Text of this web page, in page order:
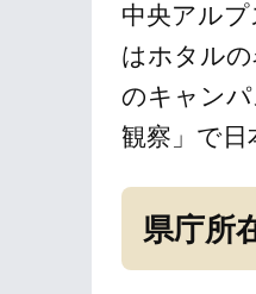
中央アル
はホタル
のキャン
観察」で
県庁所